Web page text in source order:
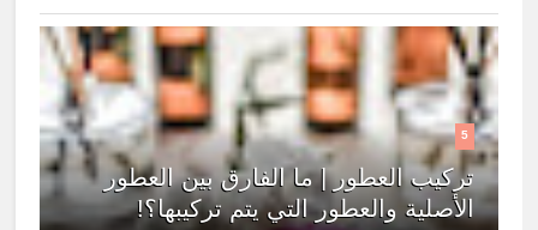
5
تركيب العطور | ما الفارق بين العطور
الأصلية والعطور التي يتم تركيبها؟!